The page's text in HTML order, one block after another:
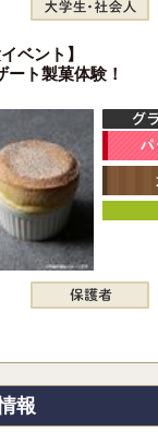
ベント】
ト製菓体験！
報